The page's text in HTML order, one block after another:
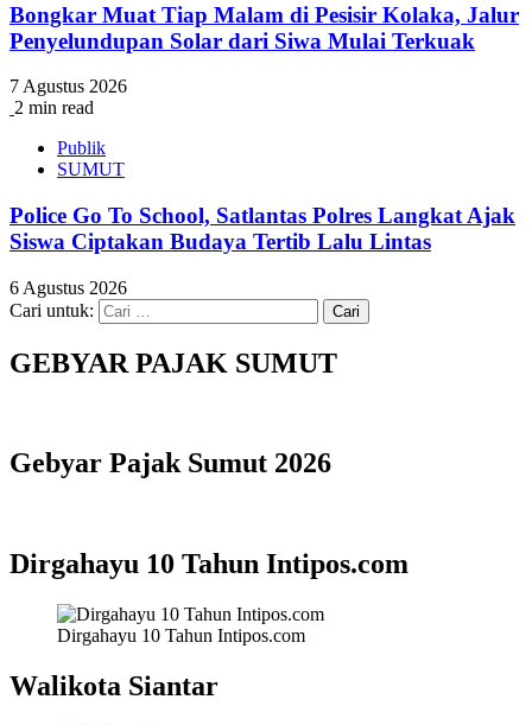
Bongkar Muat Tiap Malam di Pesisir Kolaka, Jalur
Penyelundupan Solar dari Siwa Mulai Terkuak
7 Agustus 2026
2 min read
Publik
SUMUT
Police Go To School, Satlantas Polres Langkat Ajak
Siswa Ciptakan Budaya Tertib Lalu Lintas
6 Agustus 2026
Cari untuk:
GEBYAR PAJAK SUMUT
Gebyar Pajak Sumut 2026
Dirgahayu 10 Tahun Intipos.com
Dirgahayu 10 Tahun Intipos.com
Walikota Siantar